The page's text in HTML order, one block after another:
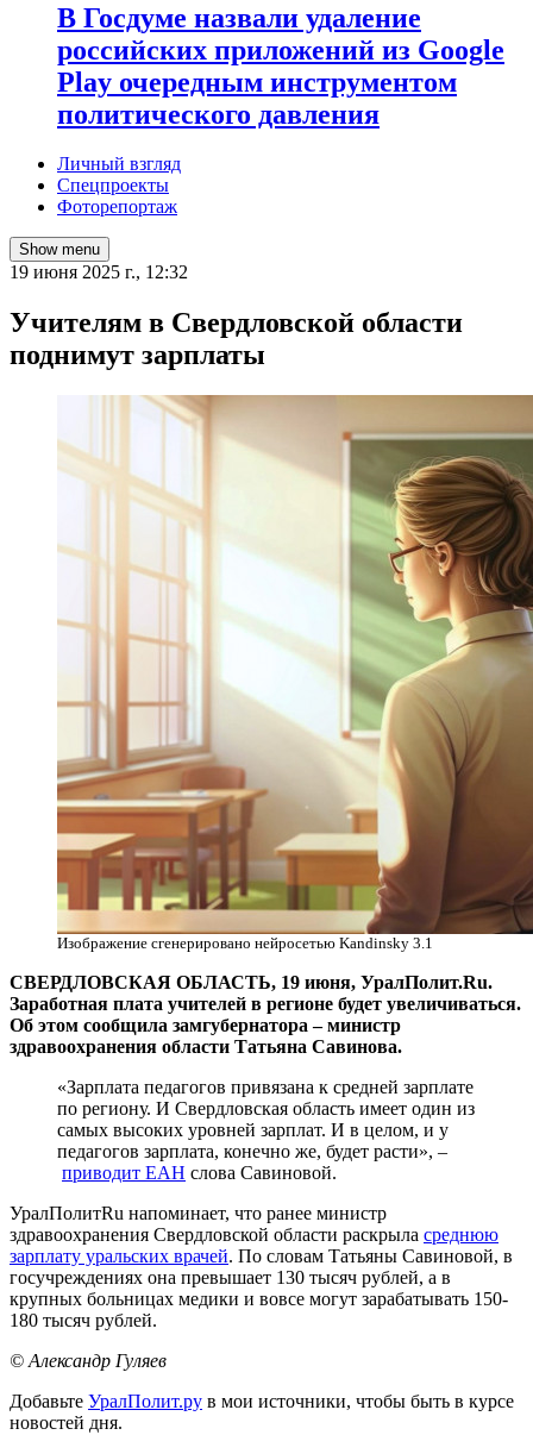
В Госдуме назвали удаление
российских приложений из Google
Play очередным инструментом
политического давления
Личный взгляд
Спецпроекты
Фоторепортаж
Show menu
19 июня 2025 г., 12:32
Учителям в Свердловской области
поднимут зарплаты
Изображение сгенерировано нейросетью Kandinsky 3.1
СВЕРДЛОВСКАЯ ОБЛАСТЬ, 19 июня, УралПолит.Ru.
Заработная плата учителей в регионе будет увеличиваться.
Об этом сообщила замгубернатора – министр
здравоохранения области Татьяна Савинова.
«Зарплата педагогов привязана к средней зарплате
по региону. И Свердловская область имеет один из
самых высоких уровней зарплат. И в целом, и у
педагогов зарплата, конечно же, будет расти», –
приводит ЕАН слова Савиновой.
УралПолитRu напоминает, что ранее министр
здравоохранения Свердловской области раскрыла среднюю
зарплату уральских врачей. По словам Татьяны Савиновой, в
госучреждениях она превышает 130 тысяч рублей, а в
крупных больницах медики и вовсе могут зарабатывать 150-
180 тысяч рублей.
© Александр Гуляев
Добавьте УралПолит.ру в мои источники, чтобы быть в курсе
новостей дня.